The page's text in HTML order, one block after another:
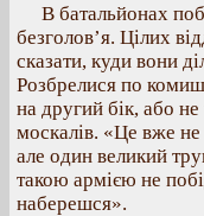
В батальйонах
безголов’я. Цілих
сказати, куди вони
Розбрелися по
на другий бік, або
москалів. «Це вже не
але один великий
такою армією не
наберешся».